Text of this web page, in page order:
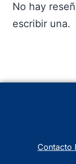
No hay
escribir una.
Contacto